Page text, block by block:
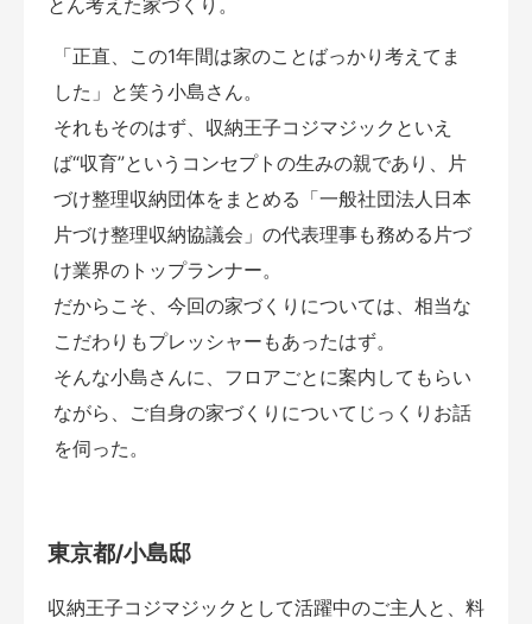
「正直、この1年間は家のことばっかり考えてま
した」と笑う小島さん。
それもそのはず、収納王子コジマジックといえ
ば“収育”というコンセプトの生みの親であり、片
づけ整理収納団体をまとめる「一般社団法人日本
片づけ整理収納協議会」の代表理事も務める片づ
け業界のトップランナー。
だからこそ、今回の家づくりについては、相当な
こだわりもプレッシャーもあったはず。
そんな小島さんに、フロアごとに案内してもらい
ながら、ご自身の家づくりについてじっくりお話
を伺った。
東京都/小島邸
収納王子コジマジックとして活躍中のご主人と、料